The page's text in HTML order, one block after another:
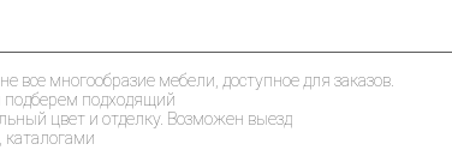
все многообразие мебели, доступное для заказов.
подберем подходящий
цвет и отделку. Возможен выезд
каталогами